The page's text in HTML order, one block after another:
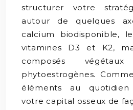
structurer votre
autour de quelques
calcium biodisponible,
vitamines D3 et K2,
composés
phytoestrogènes.
éléments au
votre capital osseux de